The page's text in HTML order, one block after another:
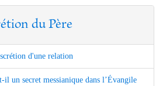
du Père
d'une relation
un secret messianique dans l’Évangile